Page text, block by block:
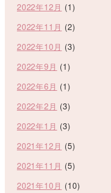
2022年12月 (1)
2022年11月 (2)
2022年10月 (3)
2022年9月 (1)
2022年6月 (1)
2022年2月 (3)
2022年1月 (3)
2021年12月 (5)
2021年11月 (5)
2021年10月 (10)